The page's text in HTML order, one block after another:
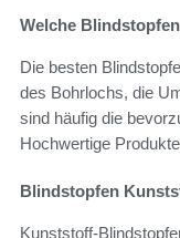
Welche
Die besten
des Bohrlochs, die
sind häufig die
Hochwertige
Blindstopfen
Kunststoff-